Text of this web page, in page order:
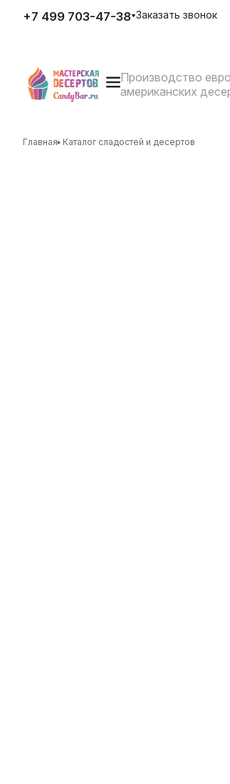
Главная Каталог сладостей и десертов
+7 499 703-47-38
E-mail
zakaz@candybar.ru
Адрес
Режим работы
Заказать звонок
Производство
американских